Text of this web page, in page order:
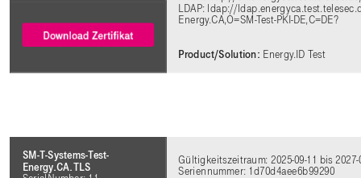
LDAP: ldap://
Energy.CA,O=SM-Test-PKI-DE,C=DE?
Product/Solution: Energy.ID Test
SM-T-Systems-Test-
Energy.CA.TLS
Gültigkeitszeitraum: 2025-09-11 bis 2027-
Seriennummer: 1d70d4aee6b99290